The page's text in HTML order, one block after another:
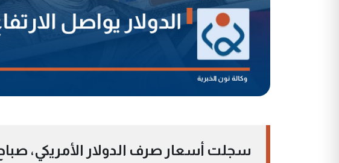
سجلت أسعار صرف الدولار الأمريكي،